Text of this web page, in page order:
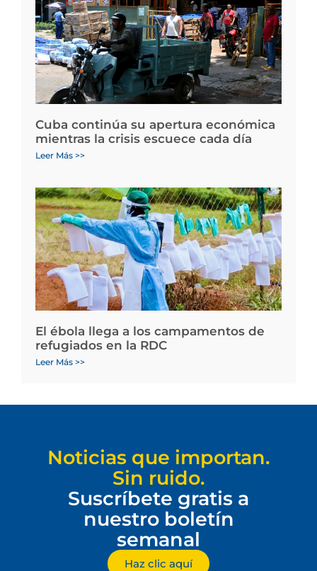
Cuba continúa su apertura económica
mientras la crisis escuece cada día
Leer Más >>
El ébola llega a los campamentos de
refugiados en la RDC
Leer Más >>
Noticias que importan.
Sin ruido.
Suscríbete gratis a
nuestro boletín
semanal
Haz clic aquí